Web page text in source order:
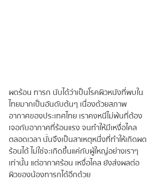
ผดร้อน ทารก นับได้ว่าเป็นโรคผิวหนังที่พบใน
ไทยมากเป็นอันดับต้นๆ เนื่องด้วยสภาพ
อากาศของประเทศไทย เราคงหนีไม่พ้นที่ต้อง
เจอกับอากาศที่ร้อนแรง จนทำให้มีเหงื่อไคล
ตลอดเวลา นั่นจึงเป็นสาเหตุหนึ่งที่ทำให้เกิดผด
ร้อนได้ ไม่ใช่จะเกิดขึ้นแค่กับผู้ใหญ่อย่างเราๆ
เท่านั้น แต่อากาศร้อน เหงื่อไคล ยังส่งผลต่อ
ผิวของน้องทารกได้อีกด้วย